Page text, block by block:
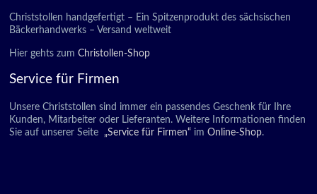
Christstollen handgefertigt – Ein Spitzenprodukt des sächsischen
Bäckerhandwerks – Versand weltweit
Hier gehts zumChristollen-Shop
Service für Firmen
Unsere Christstollen sind immer ein passendes Geschenk für Ihre
Kunden, Mitarbeiter oder Lieferanten. Weitere Informationen finden
Sie auf unserer Seite
„Service für Firmen“ im Online-Shop.